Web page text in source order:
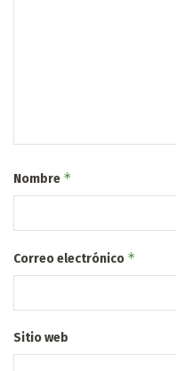
Nombre *
Correo electrónico *
Sitio web